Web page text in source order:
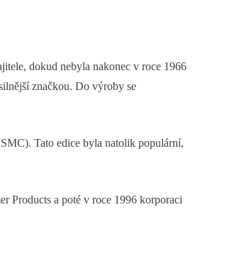
dokud nebyla nakonec v roce 1966
značkou. Do výroby se
Tato edice byla natolik populární,
Products a poté v roce 1996 korporaci